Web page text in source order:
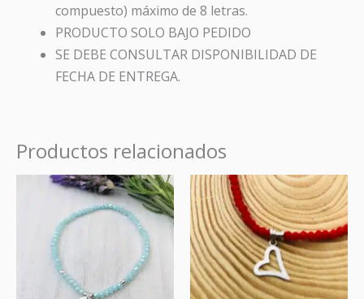
compuesto) máximo de 8 letras.
PRODUCTO SOLO BAJO PEDIDO
SE DEBE CONSULTAR DISPONIBILIDAD DE
FECHA DE ENTREGA.
Productos relacionados